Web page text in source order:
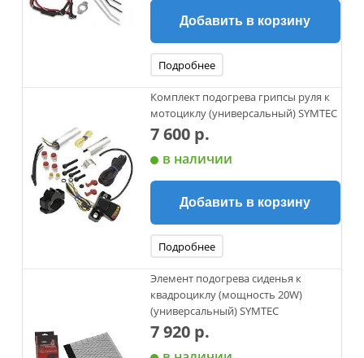
Добавить в корзину
Подробнее
Комплект подогрева грипсы руля к
мотоциклу (универсальный) SYMTEC
7 600 р.
в наличии
Добавить в корзину
Подробнее
Элемент подогрева сиденья к
квадроциклу (мощность 20W)
(универсальный) SYMTEC
7 920 р.